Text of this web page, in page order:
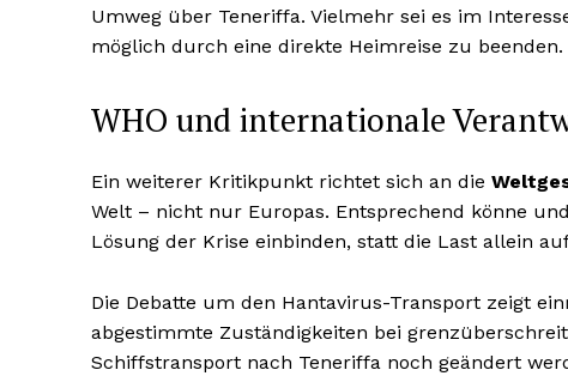
Umweg über Teneriffa. Vielmehr sei es im
möglich durch eine direkte Heimreise zu beenden.
WHO und internationale
Ein weiterer Kritikpunkt richtet sich an die
Welt – nicht nur Europas. Entsprechend könne
Lösung der Krise einbinden, statt die Last allein
Die Debatte um den Hantavirus-Transport zeigt
abgestimmte Zuständigkeiten bei
Schiffstransport nach Teneriffa noch geändert